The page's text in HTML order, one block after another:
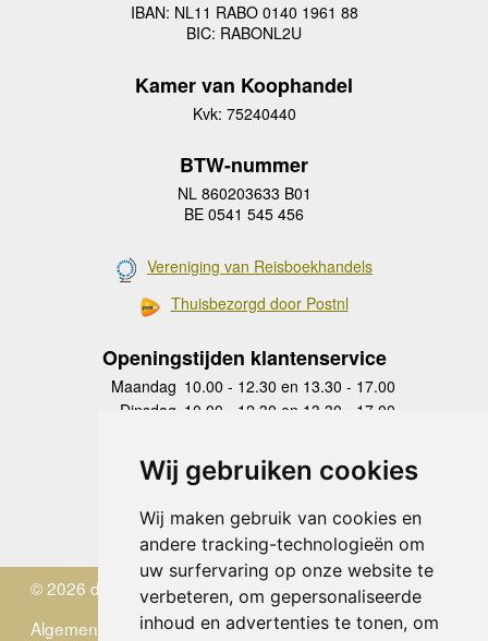
Wij gebruiken cookies
Wij maken gebruik van cookies en
andere tracking-technologieën om
uw surfervaring op onze website te
verbeteren, om gepersonaliseerde
inhoud en advertenties te tonen, om
IBAN: NL11 RABO 0140 1961 88
BIC: RABONL2U
Kamer van Koophandel
Kvk: 75240440
BTW-nummer
NL 860203633 B01
BE 0541 545 456
Vereniging van Reisboekhandels
Thuisbezorgd door Postnl
Openingstijden klantenservice
Maandag 10.00 - 12.30 en 13.30 - 17.00
Dinsdag 10.00 - 12.30 en 13.30 - 17.00
Donderdag
10.00 - 12.30 en 13.30 - 17.00
Vrijdag 10.00 - 12.30 en 13.30 - 17.00
Zaterdag
gesloten
Zondag gesloten
© 2026 de Zwerver
Algemene Voorwaarden